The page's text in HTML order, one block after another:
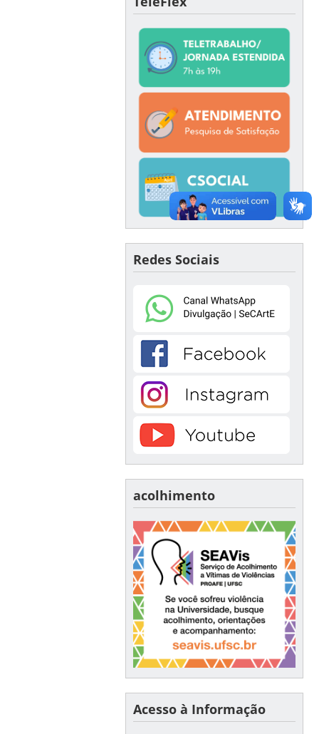
Redes Sociais
acolhimento
Acesso à Informação